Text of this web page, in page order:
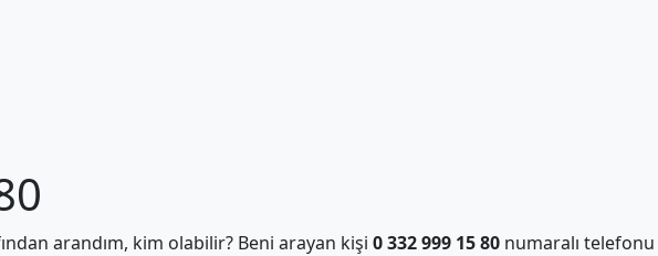
arandım, kim olabilir? Beni arayan kişi 0 332 999 15 80numaralı telefonu